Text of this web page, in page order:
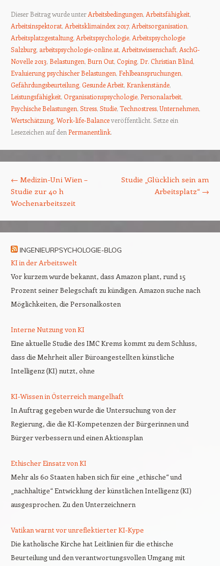
Dieser Beitrag wurde unter Arbeitsbedingungen, Arbeitsfähigkeit,
Arbeitsinspektorat, Arbeitsklimaindex 2017, Arbeitsorganisation,
Arbeitsplatzgestaltung, Arbeitspsychologie, Arbeitspsychologie
Salzburg, arbeitspsychologie-online.at, Arbeitswissenschaft, AschG-
Novelle 2013, Belastungen, Burn Out, Coping, Dr. Christian Blind,
Evaluierung psychischer Belastungen, Fehlbeanspruchungen,
Gefährdungsbeurteilung, Gesunde Arbeit, Krankenstände,
Leistungsfähigkeit, Organisationspsychologie, Personalarbeit,
Psychische Belastungen, Stress, Studie, Technostress,Unternehmen,
Wertschätzung, Work-life-Balanceveröffentlicht. Setze ein
Lesezeichen auf den Permanentlink.
← Medizin-Uni Wien –
Studie zur 40 h
Wochenarbeitszeit
Studie „Glücklich sein am
Arbeitsplatz“ →
INGENIEURPSYCHOLOGIE-BLOG
KI in der Arbeitswelt
Vor kurzem wurde bekannt, dass Amazon plant, rund 15
Prozent seiner Belegschaft zu kündigen. Amazon suche nach
Möglichkeiten, die Personalkosten
Interne Nutzung von KI
Eine aktuelle Studie des IMC Krems kommt zu dem Schluss,
dass die Mehrheit aller Büroangestellten künstliche
Intelligenz (KI) nutzt, ohne
KI-Wissen in Österreich mangelhaft
In Auftrag gegeben wurde die Untersuchung von der
Regierung, die die KI-Kompetenzen der Bürgerinnen und
Bürger verbessern und einen Aktionsplan
Ethischer Einsatz von KI
Mehr als 60 Staaten haben sich für eine „ethische“ und
„nachhaltige“ Entwicklung der künstlichen Intelligenz (KI)
ausgesprochen. Zu den Unterzeichnern
Vatikan warnt vor unreflektierter KI-Kype
Die katholische Kirche hat Leitlinien für die ethische
Beurteilung und den verantwortungsvollen Umgang mit